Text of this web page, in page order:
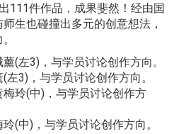
111件作品，成果斐然！经由国
生也碰撞出多元的创意想法，
左3)，与学员讨论创作方向。
(中)，与学员讨论创作方向。